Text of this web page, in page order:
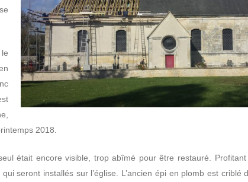
2018.
était encore visible, trop abîmé pour être restauré.
seront installés sur l’église. L’ancien épi en plomb est criblé